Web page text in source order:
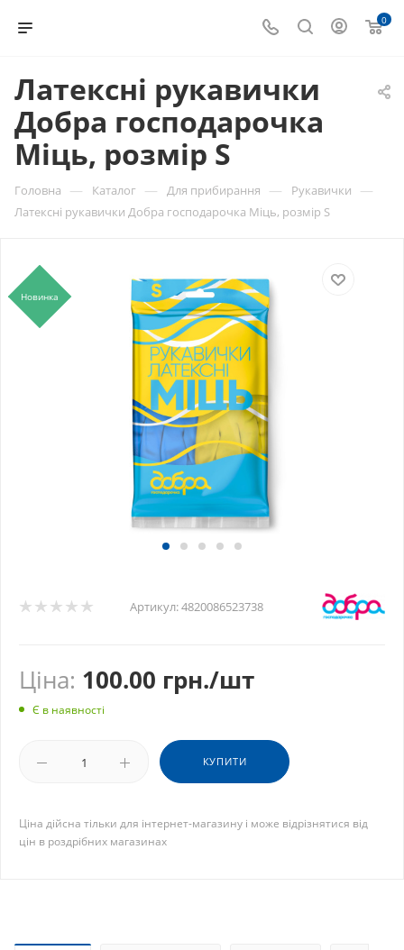
0
Латексні рукавички
Добра господарочка
Міць, розмір S
Головна — Каталог — Для прибирання — Рукавички —
Латексні рукавички Добра господарочка Міць, розмір S
Новинка
Артикул:4820086523738
Ціна: 100.00 грн./шт
Є в наявності
КУПИТИ
Ціна дійсна тільки для інтернет-магазину і може відрізнятися від
цін в роздрібних магазинах